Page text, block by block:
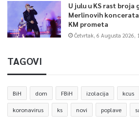
U julu u KS rast
Merlinovih
KM prometa
Četvrtak, 6 Augusta 2026,
TAGOVI
BiH dom FBiH izolacija kcus
koronavirus ks novi poplave